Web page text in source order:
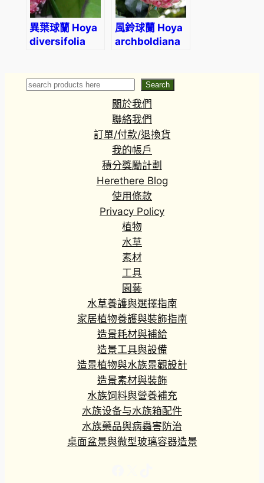
異葉球蘭 Hoya
diversifolia
風鈴球蘭 Hoya
archboldiana
Search Search
關於我們
聯絡我們
訂單/付款/退換貨
我的帳戶
積分獎勵計劃
Herethere Blog
使用條款
Privacy Policy
植物
水草
素材
工具
園藝
水草養護與選擇指南
家居植物養護與裝飾指南
造景耗材與補給
造景工具與設備
造景植物與水族景觀設計
造景素材與裝飾
水族饲料與營養補充
水族设备与水族箱配件
水族藥品與病蟲害防治
桌面盆景與微型玻璃容器造景